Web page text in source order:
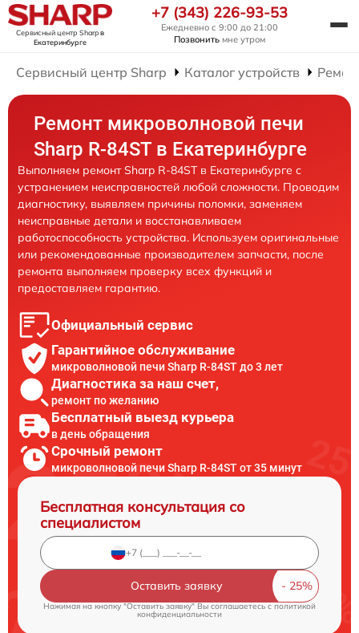
Сервисный центр Sharpв
Екатеринбурге
+7 (343) 226-93-53
Ежедневно с 9:00 до 21:00
Позвонить мне утром
Сервисный центр Sharp Каталог устройств
Ремонт микроволновой печи
Sharp R-84ST в Екатеринбурге
Выполняем ремонт Sharp R-84ST в Екатеринбурге с
устранением неисправностей любой сложности. Проводим
диагностику, выявляем причины поломки, заменяем
неисправные детали и восстанавливаем
работоспособность устройства. Используем оригинальные
или рекомендованные производителем запчасти, после
ремонта выполняем проверку всех функций и
предоставляем гарантию.
Официальный сервис
Гарантийное обслуживание
микроволновой печи Sharp R-84ST до 3 лет
Диагностика за наш счет,
ремонт по желанию
Бесплатный выезд курьера
в день обращения
Срочный ремонт
микроволновой печи Sharp R-84ST от 35 минут
Бесплатная консультация со
специалистом
Оставить заявку
Нажимая на кнопку "Оставить заявку" Вы соглашаетесь cполитикой
конфиденциальности